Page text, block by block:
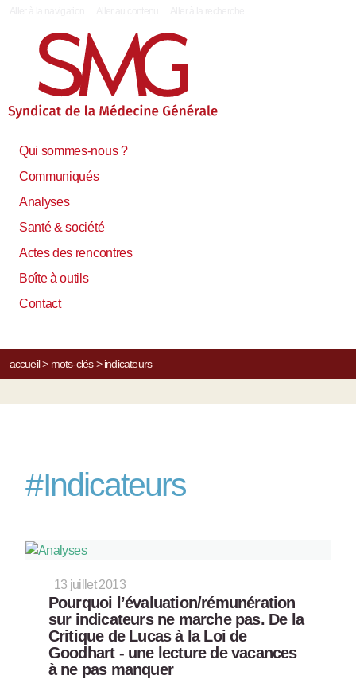
Qui sommes-nous ?
Communiqués
Analyses
Santé & société
Actes des rencontres
Boîte à outils
Contact
accueil> mots-clés> indicateurs
#Indicateurs
13 juillet 2013
Pourquoi l’évaluation/rémunération
sur indicateurs ne marche pas. De la
Critique de Lucas à la Loi de
Goodhart - une lecture de vacances
à ne pas manquer